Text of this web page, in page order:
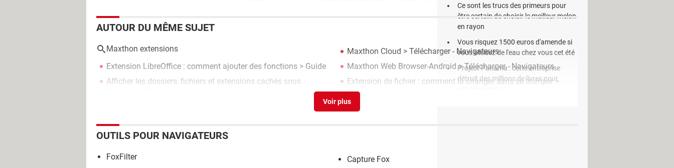
AUTOUR DU MÊME SUJET
Maxthon extensions Maxthon Cloud > Télécharger - Navigateurs
Extension LibreOffice : comment ajouter des fonctions > Guide Maxthon Web Browser-Android > Télécharger - Navigateurs
Afficher les dossiers, fichiers et extensions cachés sous
Extension de fichier : comment la changer sans se tromper>
Guide
OUTILS POUR NAVIGATEURS
FoxFilter
Capture Fox
Ce sont les trucs des primeurs pour
être certain de choisir le meilleur melon
en rayon
Vous risquez 1500 euros d'amende si
vous utilisez de l'eau chez vous cet été
Project Panama : cette entreprise
détruit des millions de livres pour